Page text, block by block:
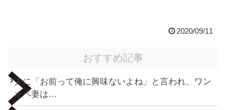
2020/09/11
おすすめ記事
夫に「お前って俺に興味ないよね」と言われ、ワン
オペ妻は…